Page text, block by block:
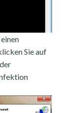
Sie auf